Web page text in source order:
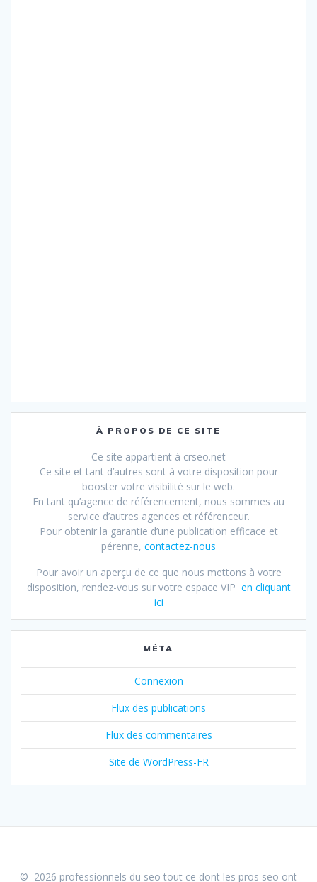
À PROPOS DE CE SITE
Ce site appartient à crseo.net
Ce site et tant d’autres sont à votre disposition pour
booster votre visibilité sur le web.
En tant qu’agence de référencement, nous sommes au
service d’autres agences et référenceur.
Pour obtenir la garantie d’une publication efficace et
pérenne, contactez-nous
Pour avoir un aperçu de ce que nous mettons à votre
disposition, rendez-vous sur votre espace VIP en cliquant
ici
MÉTA
Connexion
Flux des publications
Flux des commentaires
Site de WordPress-FR
© 2026 professionnels du seo tout ce dont les pros seo ont